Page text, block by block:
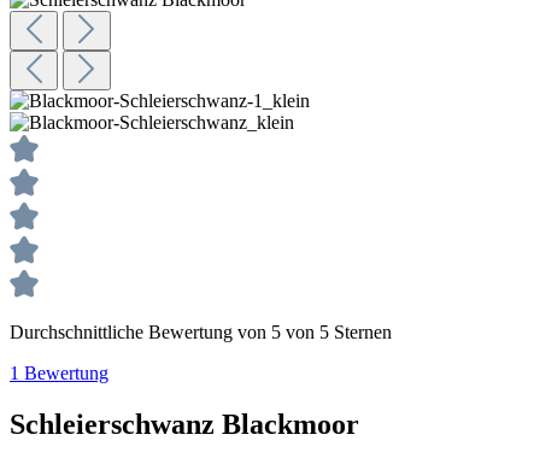
Durchschnittliche Bewertung von 5 von 5 Sternen
1 Bewertung
Schleierschwanz Blackmoor